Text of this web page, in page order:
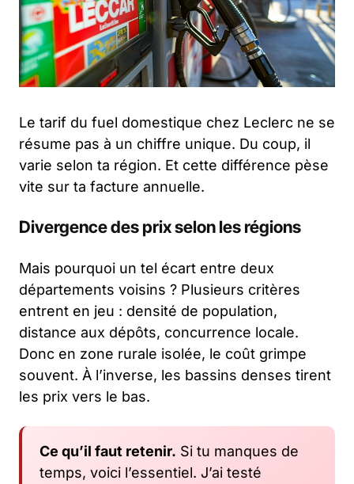
Le tarif du fuel domestique chez Leclerc ne se
résume pas à un chiffre unique. Du coup, il
varie selon ta région. Et cette différence pèse
vite sur ta facture annuelle.
Divergence des prix selon les régions
Mais pourquoi un tel écart entre deux
départements voisins ? Plusieurs critères
entrent en jeu : densité de population,
distance aux dépôts, concurrence locale.
Donc en zone rurale isolée, le coût grimpe
souvent. À l’inverse, les bassins denses tirent
les prix vers le bas.
Ce qu’il faut retenir. Si tu manques de
temps, voici l’essentiel. J’ai testé